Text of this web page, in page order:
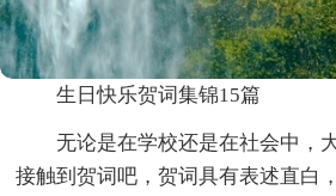
生日快乐贺词集锦15篇
无论是在学校还是在社会中，
接触到贺词吧，贺词具有表述直白